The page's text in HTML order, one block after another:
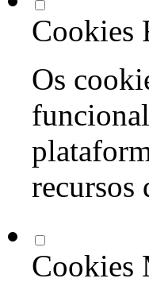
Cookies
Os
recursos
Cookies